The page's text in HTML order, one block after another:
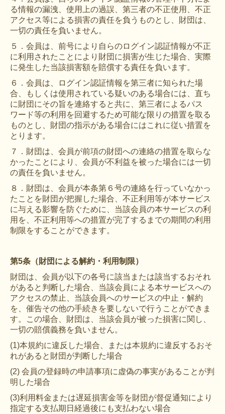
る情報の漏洩、使用上の過誤、第三者の不正使用、不正
アクセス等による損害の責任を負うものとし、財団は、
一切の責任を負いません。
５．会員は、前号により自らのログイン認証情報が不正
に利用されたことにより財団に損害が生じた場合、実際
に発生した当該損害額を賠償する責任を負います。
６．会員は、ログイン認証情報を第三者に知られた場
合、もしくは使用されている疑いのある場合には、直ち
に財団にその旨を連絡すると共に、第三者によるパス
ワード等の利用を回避するため可能な限りの措置を取る
ものとし、財団の指示がある場合にはこれに従い措置を
とります。
７．財団は、会員が前項の財団への連絡の措置を取らな
かったことにより、会員が不利益を被った場合には一切
の責任を負いません。
８．財団は、会員が本条第６号の連絡を行っていなかっ
たことを財団が把握した場合、不正利用等が本サービス
に与える影響を防ぐために、当該会員の本サービスの利
用を、不正利用等への措置が完了するまでの期間の利用
制限をすることができます。
第5条（財団による解約・利用制限）
財団は、会員が以下の各号に該当または該当するおそれ
があると判断した場合、当該会員による本サービスへの
アクセスの禁止、当該会員へのサービスの中止・解約
を、催告その他の手続きを要しないで行うことができま
す。この場合、財団は、当該会員が被った損害に関し、
一切の賠償義務を負いません。
(1)本規約に違反した場合、または本規約に違反するおそ
れがあると財団が判断した場合
(2) 会員の登録時の申請事項に虚偽の事実があることが判
明した場合
(3)利用料金または遅延損害金等を財団が督促通知により
指定する支払期日経過後にも支払わない場合